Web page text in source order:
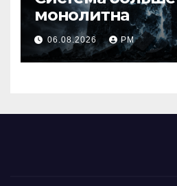
монолитна
06.08.2026 РМ